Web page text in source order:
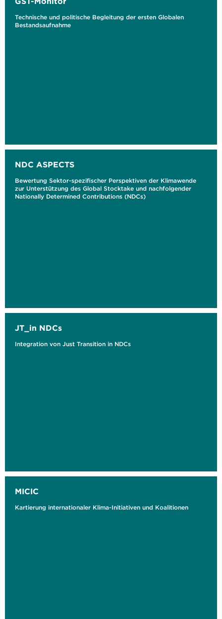
Technische und politische Begleitung der ersten Globalen
Bestandsaufnahme
NDC ASPECTS
Bewertung Sektor-spezifischer Perspektiven der Klimawende
zur Unterstützung des Global Stocktake und nachfolgender
Nationally Determined Contributions (NDCs)
JT_in NDCs
Integration von Just Transition in NDCs
MICIC
Kartierung internationaler Klima-Initiativen und Koalitionen